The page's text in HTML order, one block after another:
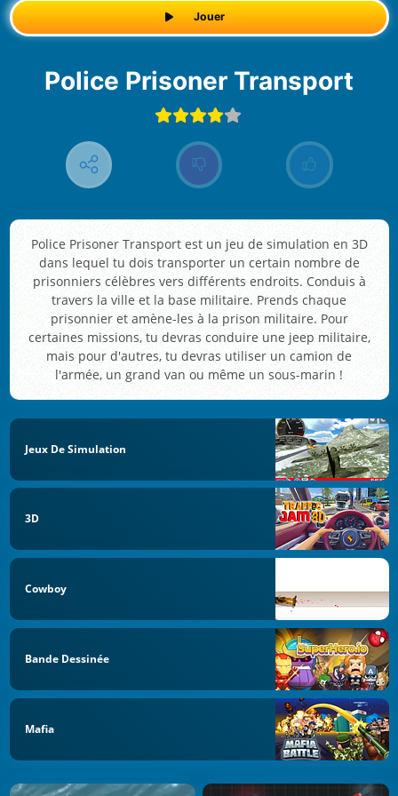
Jouer
Police Prisoner Transport
Police Prisoner Transport est un jeu de simulation en 3D
dans lequel tu dois transporter un certain nombre de
prisonniers célèbres vers différents endroits. Conduis à
travers la ville et la base militaire. Prends chaque
prisonnier et amène-les à la prison militaire. Pour
certaines missions, tu devras conduire une jeep militaire,
mais pour d'autres, tu devras utiliser un camion de
l'armée, un grand van ou même un sous-marin !
Jeux De Simulation
3D
Cowboy
Bande Dessinée
Mafia